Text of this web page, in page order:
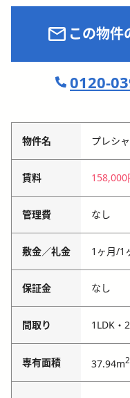
この物件
0120-
物件名 プレシ
賃料 158,000
管理費 なし
敷金／礼金 1ヶ月/1
保証金 なし
間取り 1LDK・
専有面積 37.94m2